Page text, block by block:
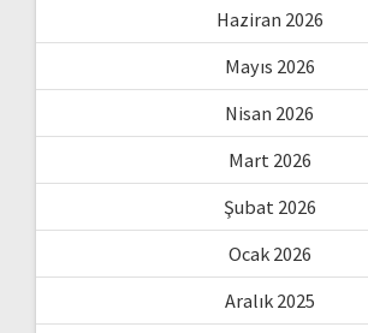
Haziran 2026
Mayıs 2026
Nisan 2026
Mart 2026
Şubat 2026
Ocak 2026
Aralık 2025